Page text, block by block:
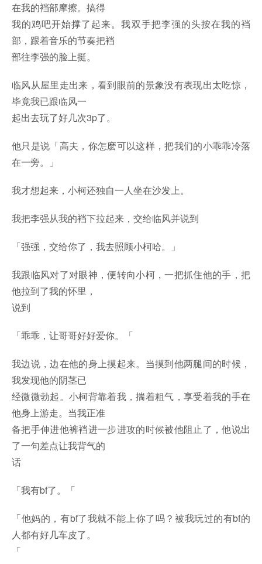
在我的裆部摩擦。搞得
我的鸡吧开始撑了起来。我双手把李强的头按在我的裆
部，跟着音乐的节奏把裆
部往李强的脸上挺。
临风从屋里走出来，看到眼前的景象没有表现出太吃惊，
毕竟我已跟临风一
起出去玩了好几次3p了。
他只是说「高夫，你怎麽可以这样，把我们的小乖乖冷落
在一旁。」
我才想起来，小柯还独自一人坐在沙发上。
我把李强从我的裆下拉起来，交给临风并说到
「强强，交给你了，我去照顾小柯哈。」
我跟临风对了对眼神，便转向小柯，一把抓住他的手，把
他拉到了我的怀里，
说到
「乖乖，让哥哥好好爱你。「
我边说，边在他的身上摸起来。当摸到他两腿间的时候，
我发现他的阴茎已
经微微勃起。小柯背靠着我，揣着粗气，享受着我的手在
他身上游走。当我正准
备把手伸进他裤裆进一步进攻的时候被他阻止了，他说出
了一句差点让我背气的
话
「我有bf了。「
「他妈的，有bf了我就不能上你了吗？被我玩过的有bf的
人都有好几车皮了。
「